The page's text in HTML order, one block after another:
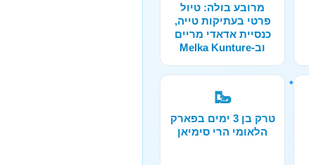
מרובע בולה: טיול
פרטי בעתיקות טייה,
כנסיית אדאדי מריים
וב-Melka Kunture
🥾
טרק בן 3 ימים בפארק
הלאומי הרי סימיאן